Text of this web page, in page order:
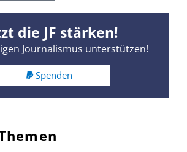
die JF stärken!
Journalismus unterstützen!
Spenden